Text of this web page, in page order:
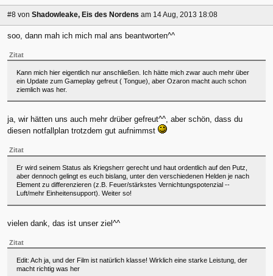
#8 von Shadowleake, Eis des Nordens am 14 Aug, 2013 18:08
soo, dann mah ich mich mal ans beantworten^^
Zitat
Kann mich hier eigentlich nur anschließen. Ich hätte mich zwar auch mehr über
ein Update zum Gameplay gefreut ( Tongue), aber Ozaron macht auch schon
ziemlich was her.
ja, wir hätten uns auch mehr drüber gefreut^^, aber schön, dass du
diesen notfallplan trotzdem gut aufnimmst
Zitat
Er wird seinem Status als Kriegsherr gerecht und haut ordentlich auf den Putz,
aber dennoch gelingt es euch bislang, unter den verschiedenen Helden je nach
Element zu differenzieren (z.B. Feuer/stärkstes Vernichtungspotenzial --
Luft/mehr Einheitensupport). Weiter so!
vielen dank, das ist unser ziel^^
Zitat
Edit: Ach ja, und der Film ist natürlich klasse! Wirklich eine starke Leistung, der
macht richtig was her